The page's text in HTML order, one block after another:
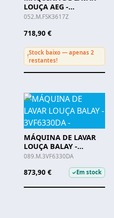
LOUÇA AEG -
FSK53617Z
052.M.FSK3617Z
718,90 €
!
Stock baixo — apenas 2
restantes!
MÁQUINA DE LAVAR
LOUÇA BALAY -
3VF6330DA -
089.M.3VF6330DA
873,90 € ✓Em stock